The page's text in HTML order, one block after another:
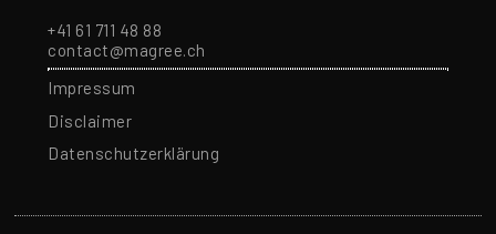
+41 61 711 48 88
contact@magree.ch
Impressum
Disclaimer
Datenschutzerklärung